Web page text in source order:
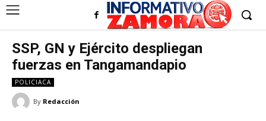
SSP, GN y Ejército despliegan
fuerzas en Tangamandapio
POLICIACA
By Redacción